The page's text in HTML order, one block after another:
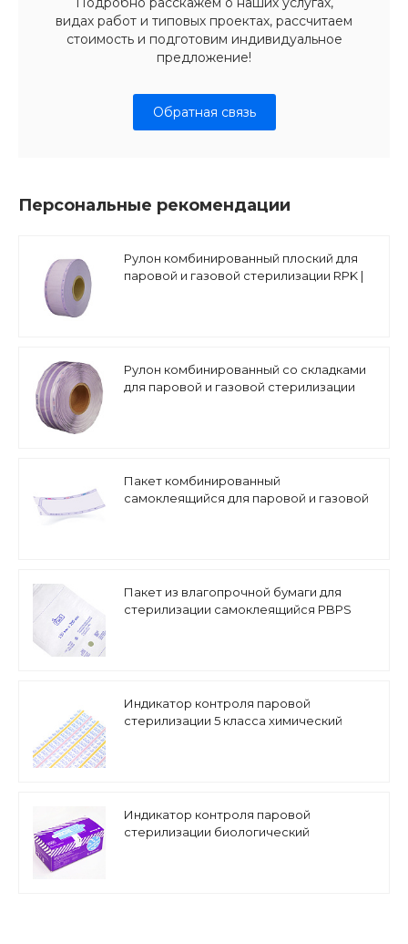
видах работ и типовых проектах, рассчитаем
стоимость и подготовим индивидуальное
предложение!
Обратная связь
Персональные рекомендации
Рулон комбинированный плоский для
паровой и газовой стерилизации RPK |
Рулон комбинированный со складками
для паровой и газовой стерилизации
Пакет комбинированный
самоклеящийся для паровой и газовой
Пакет из влагопрочной бумаги для
стерилизации самоклеящийся PBPS
Индикатор контроля паровой
стерилизации 5 класса химический
Индикатор контроля паровой
стерилизации биологический